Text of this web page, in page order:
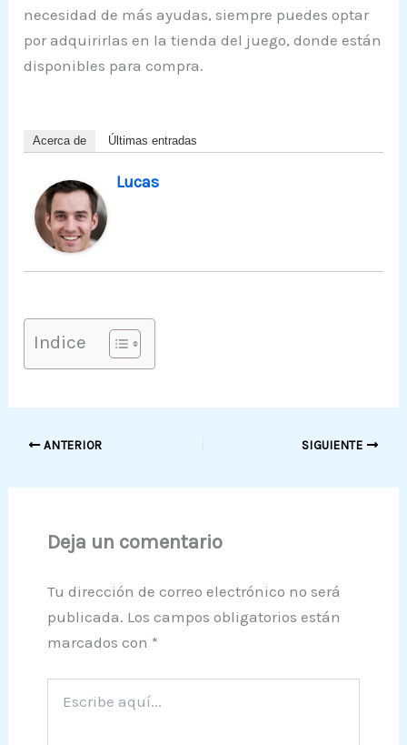
necesidad de más ayudas, siempre puedes optar
por adquirirlas en la tienda del juego, donde están
disponibles para compra.
Acerca de Últimas entradas
Lucas
Indice
ANTERIOR SIGUIENTE
Deja un comentario
Tu dirección de correo electrónico no será
publicada. Los campos obligatorios están
marcados con *
aquí...